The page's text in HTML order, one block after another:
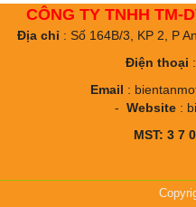
CÔNG TY TNHH TM-
Địa chỉ: Số 164B/3, KP 2, P
Điện thoại :
Email :
- Website :
MST: 3 7